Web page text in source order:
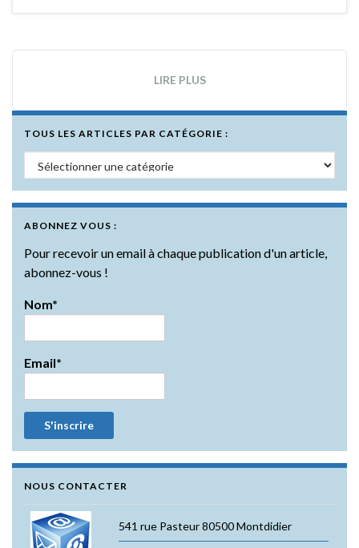
LIRE PLUS
TOUS LES ARTICLES PAR CATÉGORIE :
Tous les articles par catégorie :
ABONNEZ VOUS :
Pour recevoir un email à chaque publication d'un article,
abonnez-vous !
Nom*
Email*
NOUS CONTACTER
541 rue Pasteur 80500 Montdidier